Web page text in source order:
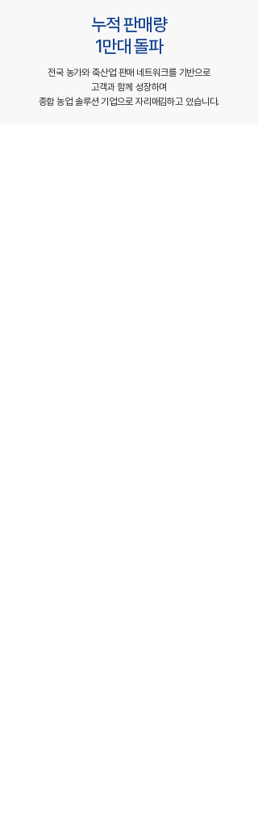
누적 판매량
1만대 돌파
전국 농가와 축산업 판매 네트워크를 기반으로
고객과 함께 성장하며
종합 농업 솔루션 기업으로 자리매김하고 있습니다.